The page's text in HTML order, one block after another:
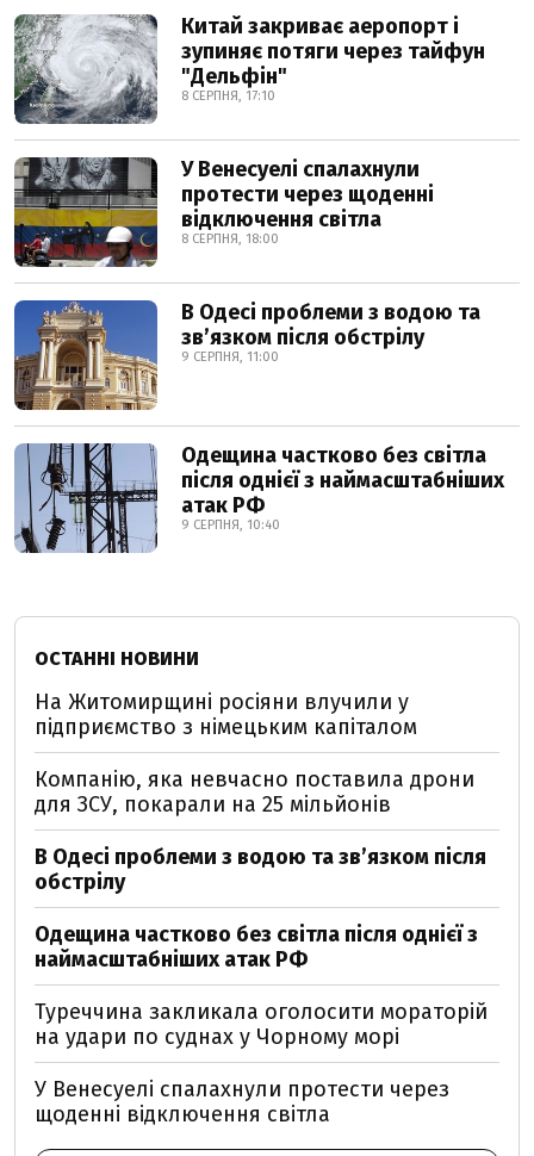
Китай закриває аеропорт і
зупиняє потяги через тайфун
"Дельфін"
8 СЕРПНЯ, 17:10
У Венесуелі спалахнули
протести через щоденні
відключення світла
8 СЕРПНЯ, 18:00
В Одесі проблеми з водою та
звʼязком після обстрілу
9 СЕРПНЯ, 11:00
Одещина частково без світла
після однієї з наймасштабніших
атак РФ
9 СЕРПНЯ, 10:40
ОСТАННІ НОВИНИ
На Житомирщині росіяни влучили у
підприємство з німецьким капіталом
Компанію, яка невчасно поставила дрони
для ЗСУ, покарали на 25 мільйонів
В Одесі проблеми з водою та звʼязком після
обстрілу
Одещина частково без світла після однієї з
наймасштабніших атак РФ
Туреччина закликала оголосити мораторій
на удари по суднах у Чорному морі
У Венесуелі спалахнули протести через
щоденні відключення світла